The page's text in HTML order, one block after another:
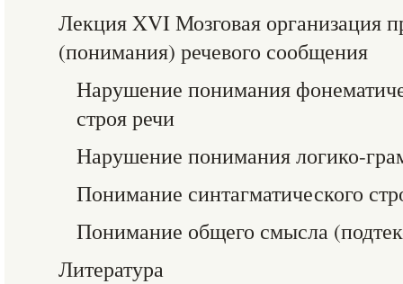
Лекция XVI Мозговая организация
(понимания) речевого сообщения
Нарушение понимания
строя речи
Нарушение понимания логико-
Понимание синтагматического
Понимание общего смысла
Литература